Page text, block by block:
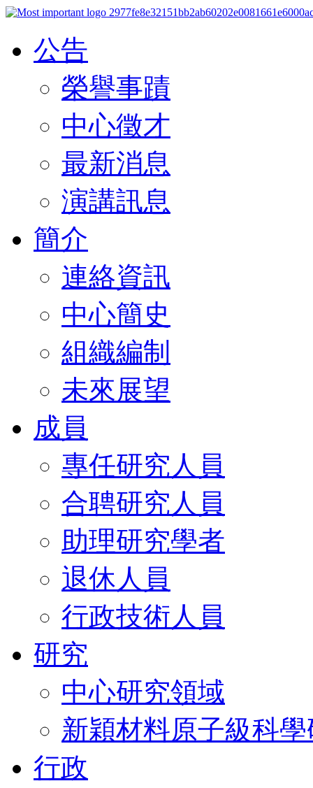
公告
榮譽事蹟
中心徵才
最新消息
演講訊息
簡介
連絡資訊
中心簡史
組織編制
未來展望
成員
專任研究人員
合聘研究人員
助理研究學者
退休人員
行政技術人員
研究
中心研究領域
新穎材料原子級科
行政